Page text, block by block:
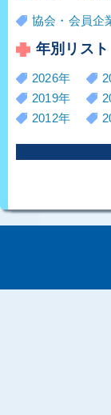
協会・会員企
年別リスト
2026年
2019年
2012年